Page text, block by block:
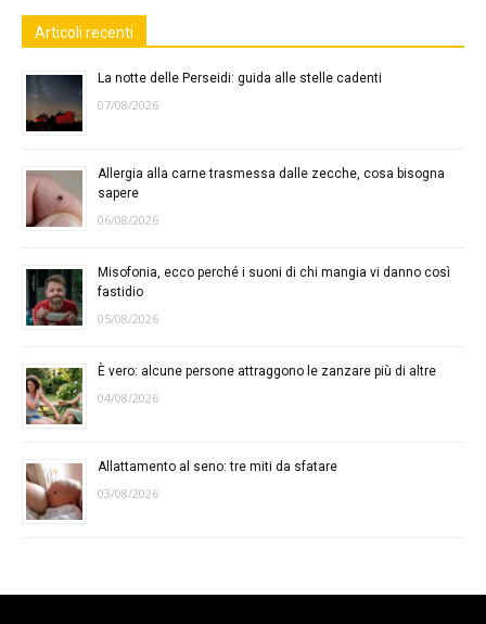
Articoli recenti
La notte delle Perseidi: guida alle stelle cadenti
07/08/2026
Allergia alla carne trasmessa dalle zecche, cosa bisogna
sapere
06/08/2026
Misofonia, ecco perché i suoni di chi mangia vi danno così
fastidio
05/08/2026
È vero: alcune persone attraggono le zanzare più di altre
04/08/2026
Allattamento al seno: tre miti da sfatare
03/08/2026